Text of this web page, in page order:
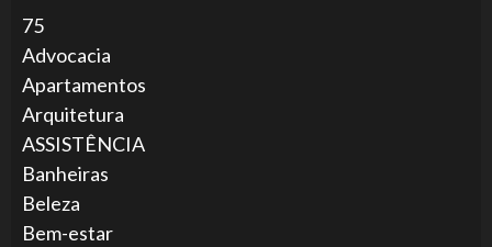
75
Advocacia
Apartamentos
Arquitetura
ASSISTÊNCIA
Banheiras
Beleza
Bem-estar